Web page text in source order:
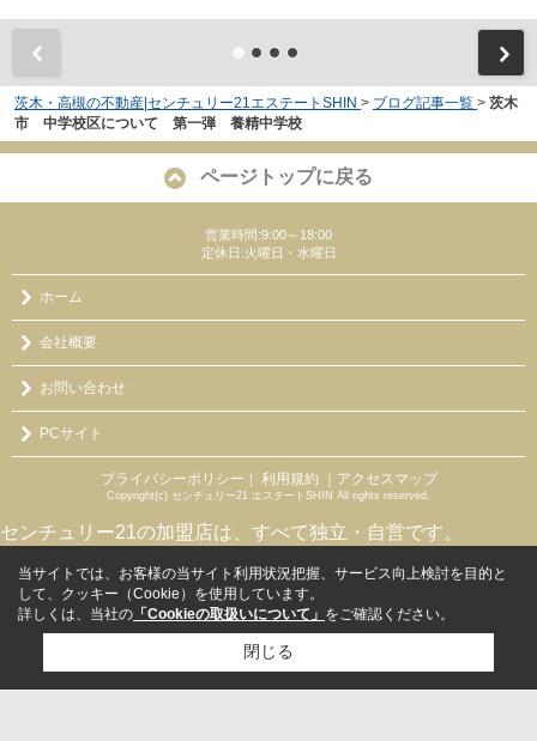
茨木・高槻の不動産|センチュリー21エステートSHIN > ブログ記事一覧 > 茨木
市 中学校区について 第一弾 養精中学校
ページトップに戻る
営業時間:9:00～18:00
定休日:火曜日・水曜日
ホーム
会社概要
お問い合わせ
PCサイト
プライバシーポリシー ｜ 利用規約 ｜アクセスマップ
Copyright(c) センチュリー21 エステートSHIN All rights reserved.
センチュリー21の加盟店は、すべて独立・自営です。
当サイトでは、お客様の当サイト利用状況把握、サービス向上検討を目的と
して、クッキー（Cookie）を使用しています。
詳しくは、当社の 「Cookieの取扱いについて」 をご確認ください。
閉じる